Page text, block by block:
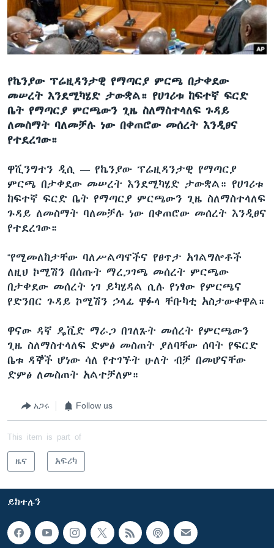
ቋንቋዎች
የኬንያው ፕሬዚዳንታዊ የማጣርያ ምርጫ በታቀደው
መሠረት እንደሚካሄድ ታውቋል። የሀገሪቱ ከፍተኛ ፍርድ
ቤት የማጣርያ ምርጫውን ጊዜ ስለማስተላለፍ ጉዳይ
ለመስማት ባለመቻሉ ነው በቀጠሮው መሰረት እንዲፀና
የተደረገው።
ዋሺንግተን ዲሲ — የኬንያው ፕሬዚዳንታዊ የማጣርያ
ምርጫ በታቀደው መሠረት እንደሚካሄድ ታውቋል። የሀገሪቱ
ከፍተኛ ፍርድ ቤት የማጣርያ ምርጫውን ጊዜ ስለማስተላለፍ
ጉዳይ ለመስማት ባለመቻሉ ነው በቀጠሮው መሰረት እንዲፀና
የተደረገው።
“የሚመለከታቸው ባለሥልጣኖችና የፀጥታ አገልግሎቶች
ለዚህ ኮሚሽን በሰጡት ማረጋገጫ መሰረት ምርጫው
በታቀደው መሰረት ነገ ይካሄዳል ሲሉ የነፃው የምርጫና
የድንበር ጉዳይ ኮሚሽን ኃላፊ ዋፉላ ቸቡካቲ አስታውቀዋል።
ዋናው ዳኛ ዴቪድ ማራጋ በገለጹት መሰረት የምርጫውን
ጊዜ ስለማስተላለፍ ድምፅ መስጠት ያለባቸው ሰባት የፍርድ
ቤቱ ዳኞች ሆነው ሳለ የተገኙት ሁለት ብቻ በመሆናቸው
ድምፅ ለመስጠት አልተቻለም።
አጋሩ Follow us
This item is part of
ዜና አፍሪካ
ይከተሉን